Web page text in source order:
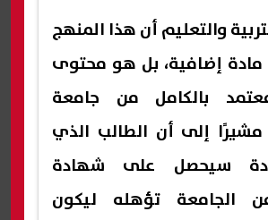
والتعليم أن هذا المنهج
مادة إضافية، بل هو محتوى
بالكامل من جامعة
مشيرًا إلى أن الطالب الذي
سيحصل على شهادة
الجامعة تؤهله ليكون